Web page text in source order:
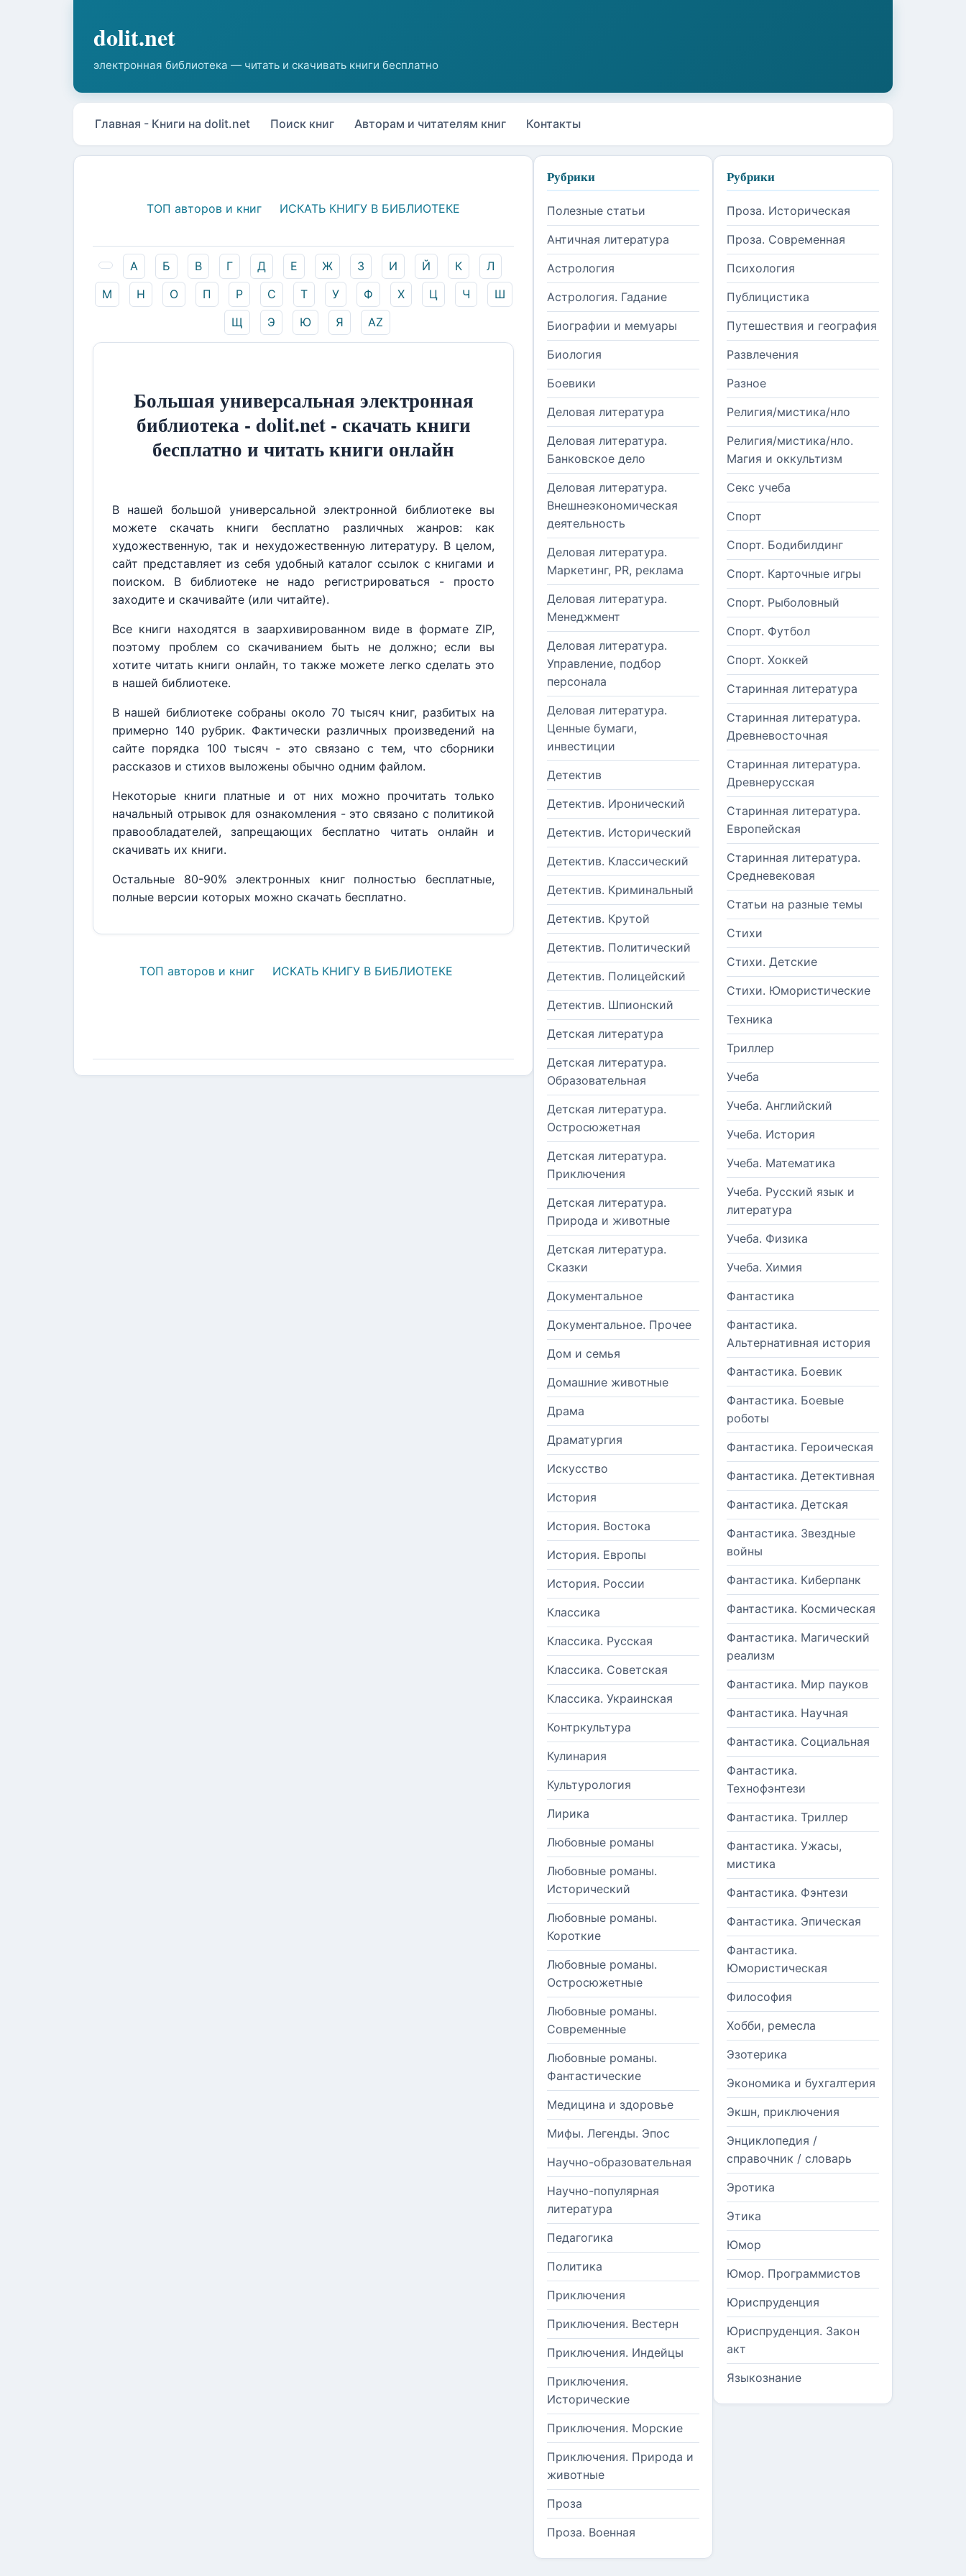
Главная - Книги на dolit.net Поиск книг Авторам и читателям книг Контакты
ТОП авторов и книг ИСКАТЬ КНИГУ В БИБЛИОТЕКЕ
А Б В Г Д Е Ж З И Й К
Л
М
Н О П Р С Т У Ф Х Ц Ч
Ш
Щ
Э Ю Я AZ
Большая универсальная электронная
библиотека - dolit.net - скачать книги
бесплатно и читать книги онлайн
В нашей большой универсальной электронной библиотеке вы
можете скачать книги бесплатно различных жанров: как
художественную, так и нехудожественную литературу. В целом,
сайт представляет из себя удобный каталог ссылок с книгами и
поиском. В библиотеке не надо регистрироваться - просто
заходите и скачивайте (или читайте).
Все книги находятся в заархивированном виде в формате ZIP,
поэтому проблем со скачиванием быть не должно; если вы
хотите читать книги онлайн, то также можете легко сделать это
в нашей библиотеке.
В нашей библиотеке собраны около 70 тысяч книг, разбитых на
примерно 140 рубрик. Фактически различных произведений на
сайте порядка 100 тысяч - это связано с тем, что сборники
рассказов и стихов выложены обычно одним файлом.
Некоторые книги платные и от них можно прочитать только
начальный отрывок для ознакомления - это связано с политикой
правообладателей, запрещающих бесплатно читать онлайн и
скачивать их книги.
Остальные 80-90% электронных книг полностью бесплатные,
полные версии которых можно скачать бесплатно.
ТОП авторов и книг ИСКАТЬ КНИГУ В БИБЛИОТЕКЕ
Рубрики
Полезные статьи
Античная литература
Астрология
Астрология. Гадание
Биографии и мемуары
Биология
Боевики
Деловая литература
Деловая литература.
Банковское дело
Деловая литература.
Внешнеэкономическая
деятельность
Деловая литература.
Маркетинг, PR, реклама
Деловая литература.
Менеджмент
Деловая литература.
Управление, подбор
персонала
Деловая литература.
Ценные бумаги,
инвестиции
Детектив
Детектив. Иронический
Детектив. Исторический
Детектив. Классический
Детектив. Криминальный
Детектив. Крутой
Детектив. Политический
Детектив. Полицейский
Детектив. Шпионский
Детская литература
Детская литература.
Образовательная
Детская литература.
Остросюжетная
Детская литература.
Приключения
Детская литература.
Природа и животные
Детская литература.
Сказки
Документальное
Документальное. Прочее
Дом и семья
Домашние животные
Драма
Драматургия
Искусство
История
История. Востока
История. Европы
История. России
Классика
Классика. Русская
Классика. Советская
Классика. Украинская
Контркультура
Кулинария
Культурология
Лирика
Любовные романы
Любовные романы.
Исторический
Любовные романы.
Короткие
Любовные романы.
Остросюжетные
Любовные романы.
Современные
Любовные романы.
Фантастические
Медицина и здоровье
Мифы. Легенды. Эпос
Научно-образовательная
Научно-популярная
литература
Педагогика
Политика
Приключения
Приключения. Вестерн
Приключения. Индейцы
Приключения.
Исторические
Приключения. Морские
Приключения. Природа и
животные
Проза
Проза. Военная
Рубрики
Проза. Историческая
Проза. Современная
Психология
Публицистика
Путешествия и география
Развлечения
Разное
Религия/мистика/нло
Религия/мистика/нло.
Магия и оккультизм
Секс учеба
Спорт
Спорт. Бодибилдинг
Спорт. Карточные игры
Спорт. Рыболовный
Спорт. Футбол
Спорт. Хоккей
Старинная литература
Старинная литература.
Древневосточная
Старинная литература.
Древнерусская
Старинная литература.
Европейская
Старинная литература.
Средневековая
Статьи на разные темы
Стихи
Стихи. Детские
Стихи. Юмористические
Техника
Триллер
Учеба
Учеба. Английский
Учеба. История
Учеба. Математика
Учеба. Русский язык и
литература
Учеба. Физика
Учеба. Химия
Фантастика
Фантастика.
Альтернативная история
Фантастика. Боевик
Фантастика. Боевые
роботы
Фантастика. Героическая
Фантастика. Детективная
Фантастика. Детская
Фантастика. Звездные
войны
Фантастика. Киберпанк
Фантастика. Космическая
Фантастика. Магический
реализм
Фантастика. Мир пауков
Фантастика. Научная
Фантастика. Социальная
Фантастика.
Технофэнтези
Фантастика. Триллер
Фантастика. Ужасы,
мистика
Фантастика. Фэнтези
Фантастика. Эпическая
Фантастика.
Юмористическая
Философия
Хобби, ремесла
Эзотерика
Экономика и бухгалтерия
Экшн, приключения
Энциклопедия /
справочник / словарь
Эротика
Этика
Юмор
Юмор. Программистов
Юриспруденция
Юриспруденция. Закон
акт
Языкознание